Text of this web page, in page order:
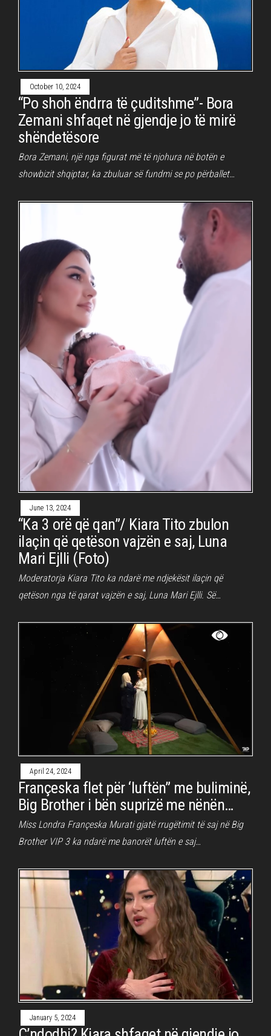
October 10, 2024
“Po shoh ëndrra të çuditshme”- Bora
Zemani shfaqet në gjendje jo të mirë
shëndetësore
Bora Zemani, një nga figurat më të njohura në botën e
showbizit shqiptar, ka zbuluar së fundmi se po përballet…
June 13, 2024
“Ka 3 orë që qan”/ Kiara Tito zbulon
ilaçin që qetëson vajzën e saj, Luna
Mari Ejlli (Foto)
Moderatorja Kiara Tito ka ndarë me ndjekësit ilaçin që
qetëson nga të qarat vajzën e saj, Luna Mari Ejlli. Së…
April 24, 2024
Françeska flet për ‘luftën” me buliminë,
Big Brother i bën suprizë me nënën…
Miss Londra Françeska Murati gjatë rrugëtimit të saj në Big
Brother VIP 3 ka ndarë me banorët luftën e saj…
January 5, 2024